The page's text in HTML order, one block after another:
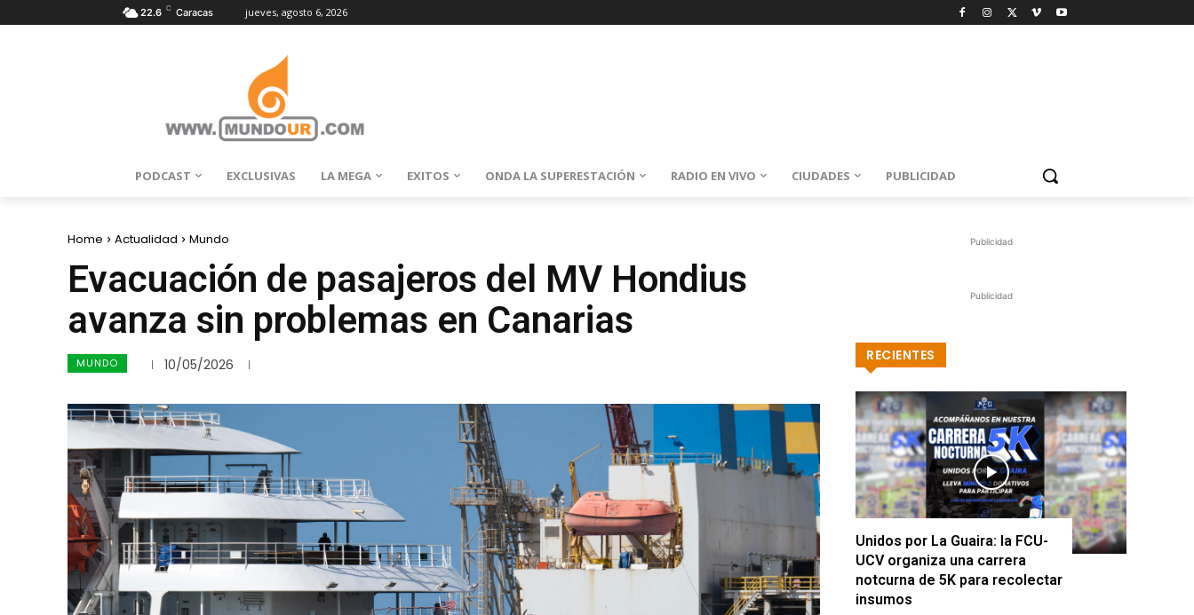
22.6 C Caracas jueves, agosto 6, 2026
PODCAST EXCLUSIVAS LA MEGA EXITOS ONDA LA SUPERESTACIÓN RADIO EN VIVO CIUDADES PUBLICIDAD
Home Actualidad Mundo
Evacuación de pasajeros del MV Hondius
avanza sin problemas en Canarias
MUNDO 10/05/2026
Publicidad
Publicidad
RECIENTES
Unidos por La Guaira: la FCU-
UCV organiza una carrera
notcurna de 5K para recolectar
insumos